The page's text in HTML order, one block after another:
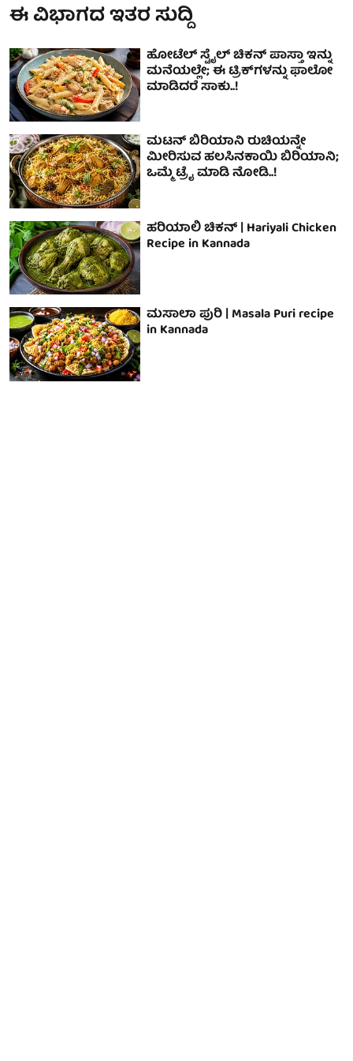
ಈ ವಿಭಾಗದ ಇತರ ಸುದ್ದಿ
ಹೋಟೆಲ್ ಸ್ಟೈಲ್ ಚಿಕನ್ ಪಾಸ್ತಾ ಇನ್ನು
ಮನೆಯಲ್ಲೇ; ಈ ಟ್ರಿಕ್‌ಗಳನ್ನು ಫಾಲೋ
ಮಾಡಿದರೆ ಸಾಕು..!
ಮಟನ್ ಬಿರಿಯಾನಿ ರುಚಿಯನ್ನೇ
ಮೀರಿಸುವ ಹಲಸಿನಕಾಯಿ ಬಿರಿಯಾನಿ;
ಒಮ್ಮೆ ಟ್ರೈ ಮಾಡಿ ನೋಡಿ..!
ಹರಿಯಾಲಿ ಚಿಕನ್ | Hariyali Chicken
Recipe in Kannada
ಮಸಾಲಾ ಪುರಿ | Masala Puri recipe
in Kannada